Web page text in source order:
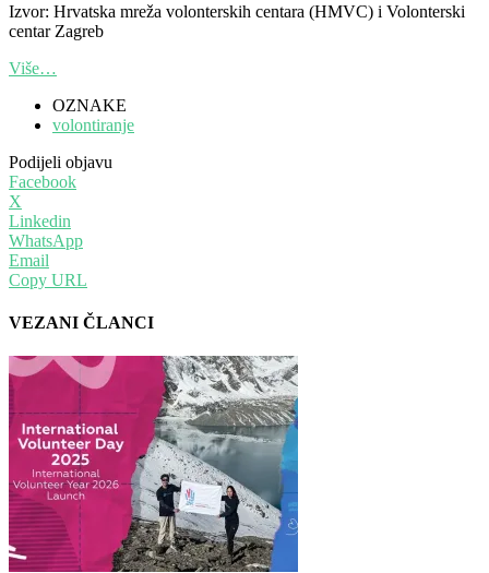
Izvor: Hrvatska mreža volonterskih centara (HMVC) i Volonterski
centar Zagreb
Više…
OZNAKE
volontiranje
Podijeli objavu
Facebook
X
Linkedin
WhatsApp
Email
Copy URL
VEZANI ČLANCI